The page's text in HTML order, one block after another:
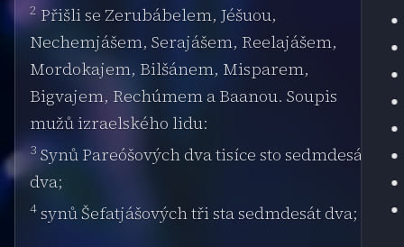
2Přišli se Zerubábelem, Jéšuou,
Nechemjášem, Serajášem, Reelajášem,
Mordokajem, Bilšánem, Misparem,
Bigvajem, Rechúmem a Baanou. Soupis
mužů izraelského lidu:
3 Synů Pareóšových dva tisíce sto sedmdesát
dva;
4 synů Šefatjášových tři sta sedmdesát dva;